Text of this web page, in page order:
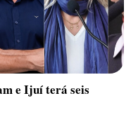
e Ijuí terá seis